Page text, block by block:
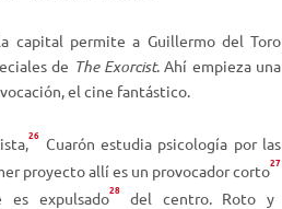
capital permite a Guillermo del Toro
de The Exorcist. Ahí empieza una
el cine fantástico.
,26 Cuarón estudia psicología por las
proyecto allí es un provocador corto27
expulsado28del centro. Roto y